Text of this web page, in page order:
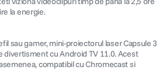
la energie.
sau gamer, mini-proiectorul laser Capsule 3
cu Android TV 11.0. Acest
compatibil cu Chromecast si